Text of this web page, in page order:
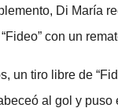
Di María
con un
un tiro libre de
al gol y puso